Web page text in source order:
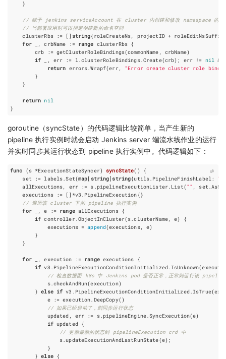
}
// 赋予 jenkins serviceAccount 在 cluster 内创建和修改 namespace 的权
// 当部署应用时可以指定创建新的命名空间
clusterRbs
:= [] string{ roleCreateNs, projectID + roleEditNsSuffix
for
, crbName := range clusterRbs {
crb
:= getClusterRoleBindings(commonName , crbName)
if
, err := l.clusterRoleBindings.Create(crb); err != nil &&
return errors.Wrapf(err ,
"Error create cluster role
}
}
return nil
}
goroutine（syncState）的代码逻辑比较简单，当产生新的
pipeline 执行实例时就会启动 Jenkins server 端流水线作业的运行
并实时同步其运行状态到 pipeline 执行实例中。代码逻辑如下：
func (s *ExecutionStateSyncer) syncState()
{
set
:= labels .Set(map[ string] string{utils . PipelineFinishLabel :
allExecutions
err := s .pipelineExecutionLister . List("" set .
executions
:= [] *v3 . PipelineExecution{}
// 遍历该 cluster 下的 pipeline 执行实例
for
e := range allExecutions {
if controller .ObjectInCluster(s .clusterName, e)
{
executions = append(executions, e)
}
}
for execution := range executions
{
if v3 . PipelineExecutionConditionInitialized. IsUnknown(
// 检查数据面 k8s 中 Jenkins pod 是否正常，正常则运行该
s.checkAndRun(execution)
} else if v3 . PipelineExecutionConditionInitialized. IsTrue(
e
:= execution . DeepCopy()
// 如果已经启动了，则同步运行状态
updated
err := s.pipelineEngine .SyncExecution(e)
if updated {
// 更新最新的状态到 pipelineExecution crd 中
s .updateExecutionAndLastRunState(e);
}
} else {